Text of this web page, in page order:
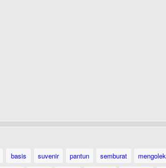
basis suvenir pantun semburat